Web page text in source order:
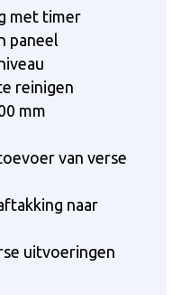
met timer
paneel
reinigen
mm
van verse
naar
uitvoeringen